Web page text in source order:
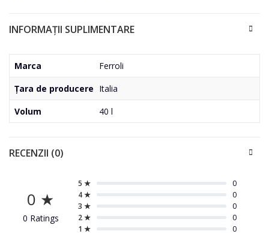
INFORMAȚII SUPLIMENTARE
Marca
Ferroli
Țara de producere Italia
Volum
40 l
RECENZII (0)
0 ★
0 Ratings
5 ★
0
4 ★
0
3 ★
0
2 ★
0
1 ★
0